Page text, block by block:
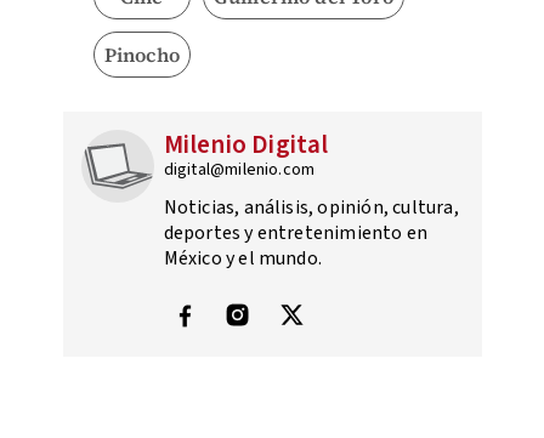
Pinocho
Milenio Digital
digital@milenio.com
Noticias, análisis, opinión, cultura,
deportes y entretenimiento en
México y el mundo.